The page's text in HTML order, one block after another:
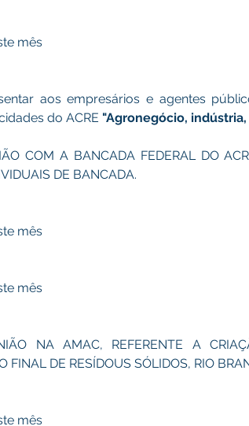
mês
aos empresários e agentes
do ACRE "Agronegócio,
COM A BANCADA FEDERAL DO
DE BANCADA.
mês
mês
NA AMAC, REFERENTE A
FINAL DE RESÍDOUS SÓLIDOS, RIO
mês